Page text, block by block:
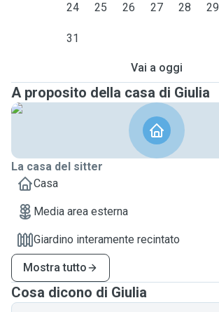
24 25 26 27 28 29
31
Vai a oggi
A proposito della casa di Giulia
La casa del sitter
Casa
Media area esterna
Giardino interamente recintato
Mostra tutto
Cosa dicono di Giulia